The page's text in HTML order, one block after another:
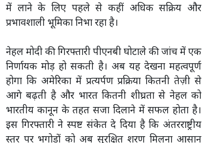
में लाने के लिए पहले से कहीं अधिक सक्रिय और
प्रभावशाली भूमिका निभा रहा है।
नेहल मोदी की गिरफ्तारी पीएनबी घोटाले की जांच में एक
निर्णायक मोड़ हो सकती है। अब यह देखना महत्वपूर्ण
होगा कि अमेरिका में प्रत्यर्पण प्रक्रिया कितनी तेज़ी से
आगे बढ़ती है और भारत कितनी शीघ्रता से नेहल को
भारतीय कानून के तहत सजा दिलाने में सफल होता है।
इस गिरफ्तारी ने स्पष्ट संकेत दे दिया है कि अंतरराष्ट्रीय
स्तर पर भगोड़ों को अब सुरक्षित शरण मिलना आसान